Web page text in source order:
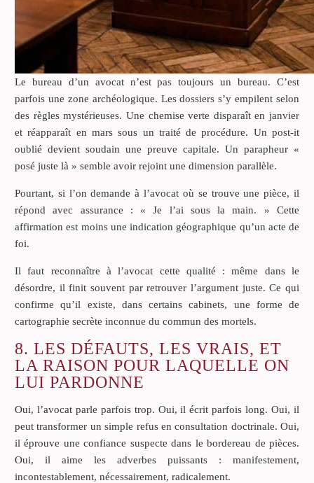
Le bureau d’un avocat n’est pas toujours un bureau. C’est
parfois une zone archéologique. Les dossiers s’y empilent selon
des règles mystérieuses. Une chemise verte disparaît en janvier
et réapparaît en mars sous un traité de procédure. Un post-it
oublié devient soudain une preuve capitale. Un parapheur «
posé juste là » semble avoir rejoint une dimension parallèle.
Pourtant, si l’on demande à l’avocat où se trouve une pièce, il
répond avec assurance : « Je l’ai sous la main. » Cette
affirmation est moins une indication géographique qu’un acte de
foi.
Il faut reconnaître à l’avocat cette qualité : même dans le
désordre, il finit souvent par retrouver l’argument juste. Ce qui
confirme qu’il existe, dans certains cabinets, une forme de
cartographie secrète inconnue du commun des mortels.
8. LES DÉFAUTS, LES VRAIS, ET
LA RAISON POUR LAQUELLE ON
LUI PARDONNE
Oui, l’avocat parle parfois trop. Oui, il écrit parfois long. Oui, il
peut transformer un simple refus en consultation doctrinale. Oui,
il éprouve une confiance suspecte dans le bordereau de pièces.
Oui, il aime les adverbes puissants : manifestement,
incontestablement, nécessairement, radicalement.